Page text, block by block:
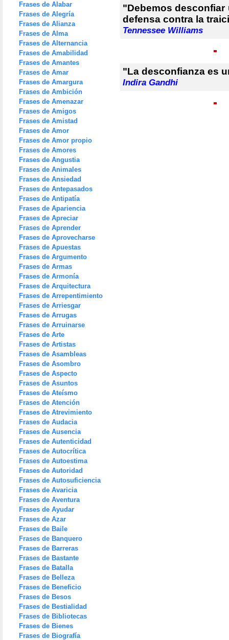
Frases de Alabar
Frases de Alegría
Frases de Alianza
Frases de Alma
Frases de Alternancia
Frases de Amabilidad
Frases de Amantes
Frases de Amar
Frases de Amargura
Frases de Ambición
Frases de Amenazar
Frases de Amigos
Frases de Amistad
Frases de Amor
Frases de Amor propio
Frases de Amores
Frases de Angustia
Frases de Animales
Frases de Ansiedad
Frases de Antepasados
Frases de Antipatía
Frases de Apariencia
Frases de Apreciar
Frases de Aprender
Frases de Aprovecharse
Frases de Apuestas
Frases de Argumento
Frases de Armas
Frases de Armonía
Frases de Arquitectura
Frases de Arrepentimiento
Frases de Arriesgar
Frases de Arrugas
Frases de Arruinarse
Frases de Arte
Frases de Artistas
Frases de Asambleas
Frases de Asombro
Frases de Aspecto
Frases de Asuntos
Frases de Ateísmo
Frases de Atención
Frases de Atrevimiento
Frases de Audacia
Frases de Ausencia
Frases de Autenticidad
Frases de Autocrítica
Frases de Autoestima
Frases de Autoridad
Frases de Autosuficiencia
Frases de Avaricia
Frases de Aventura
Frases de Ayudar
Frases de Azar
Frases de Baile
Frases de Banquero
Frases de Barreras
Frases de Bastante
Frases de Batalla
Frases de Belleza
Frases de Beneficio
Frases de Besos
Frases de Bestialidad
Frases de Bibliotecas
Frases de Bienes
Frases de Biografía
"Debemos
defensa contra la
Tennessee Williams
"La desconfianza es
Indira Gandhi